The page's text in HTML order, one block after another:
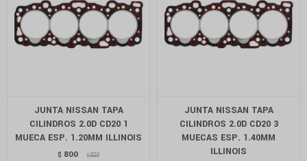
JUNTA NISSAN TAPA
CILINDROS 2.0D CD20 1
MUECA ESP. 1.20MM ILLINOIS
$ 800 $820
JUNTA NISSAN TAPA
CILINDROS 2.0D CD20 3
MUECAS ESP. 1.40MM
ILLINOIS